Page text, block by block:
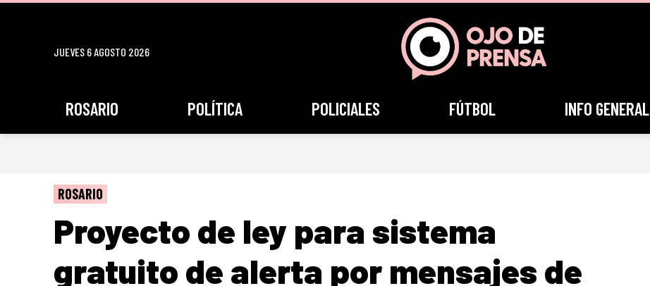
JUEVES 6 AGOSTO 2026
ROSARIO POLÍTICA POLICIALES FÚTBOL INFO GENERAL
ROSARIO
Proyecto de ley para sistema
gratuito de alerta por mensajes de